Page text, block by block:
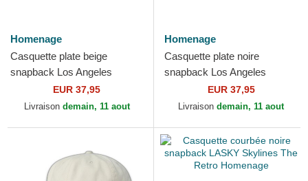
Homenage
Casquette plate beige
snapback Los Angeles
Skylines The Snap
Homenage
EUR 37,95
Livraison demain, 11 aout
Homenage
Casquette plate noire
snapback Los Angeles
Skylines The Snap
Homenage
EUR 37,95
Livraison demain, 11 aout